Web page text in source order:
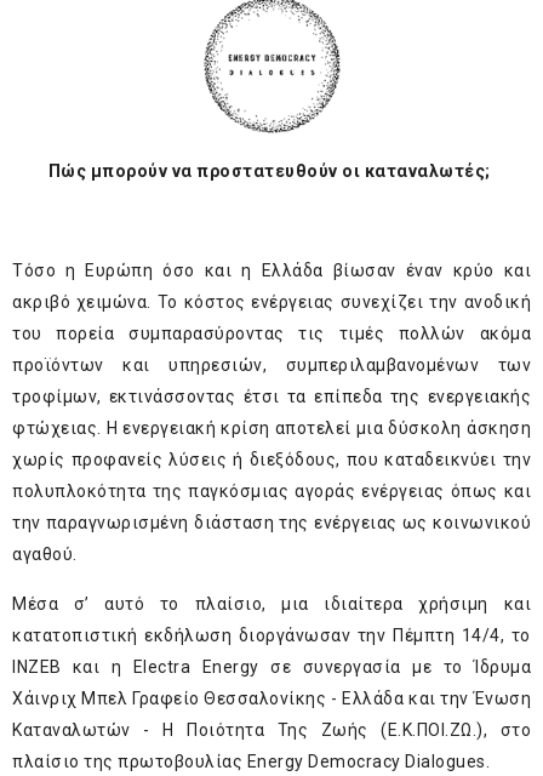
Πώς μπορούν να προστατευθούν οι καταναλωτές;
Τόσο η Ευρώπη όσο και η Ελλάδα βίωσαν έναν κρύο και
ακριβό χειμώνα. Το κόστος ενέργειας συνεχίζει την ανοδική
του πορεία συμπαρασύροντας τις τιμές πολλών ακόμα
προϊόντων και υπηρεσιών, συμπεριλαμβανομένων των
τροφίμων, εκτινάσσοντας έτσι τα επίπεδα της ενεργειακής
φτώχειας. Η ενεργειακή κρίση αποτελεί μια δύσκολη άσκηση
χωρίς προφανείς λύσεις ή διεξόδους, που καταδεικνύει την
πολυπλοκότητα της παγκόσμιας αγοράς ενέργειας όπως και
την παραγνωρισμένη διάσταση της ενέργειας ως κοινωνικού
αγαθού.
Μέσα σ’ αυτό το πλαίσιο, μια ιδιαίτερα χρήσιμη και
κατατοπιστική εκδήλωση διοργάνωσαν την Πέμπτη 14/4, το
INZEB και η Electra Energy σε συνεργασία με το Ίδρυμα
Χάινριχ Μπελ Γραφείο Θεσσαλονίκης - Ελλάδα και την Ένωση
Καταναλωτών - Η Ποιότητα Της Ζωής (Ε.Κ.ΠΟΙ.ΖΩ.), στο
πλαίσιο της πρωτοβουλίας Energy Democracy Dialogues.